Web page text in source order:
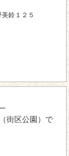
鈴１２５
街区公園）で